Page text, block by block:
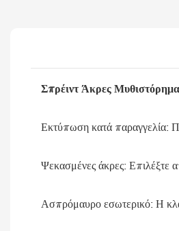
Σπρέιντ Άκρες
Εκτύπωση κατά παραγγελία:
Ψεκασμένες άκρες: Επιλέξτε
Ασπρόμαυρο εσωτερικό: Η